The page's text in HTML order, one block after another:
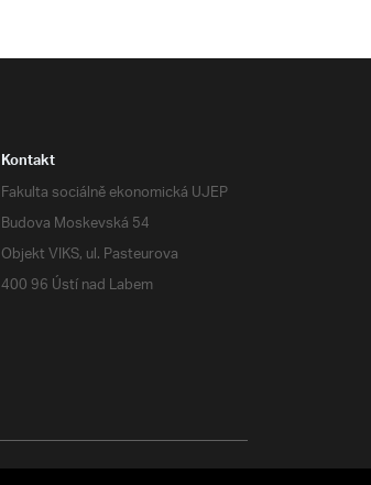
Kontakt
Fakulta sociálně ekonomická UJEP
Budova Moskevská 54
Objekt VIKS, ul. Pasteurova
400 96 Ústí nad Labem